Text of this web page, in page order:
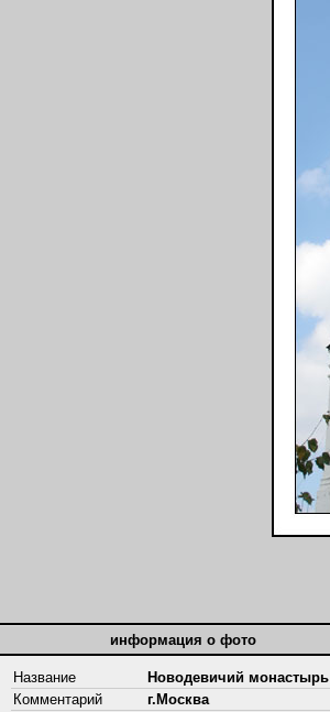
информация о фото
Название
Новодевичий монастырь
Комментарий
г.Москва